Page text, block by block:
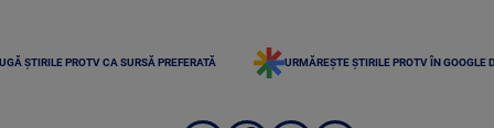
ȘTIRILE PROTV CA SURSĂ PREFERATĂ URMĂREȘTE ȘTIRILE PROTV ÎN GOOGLE